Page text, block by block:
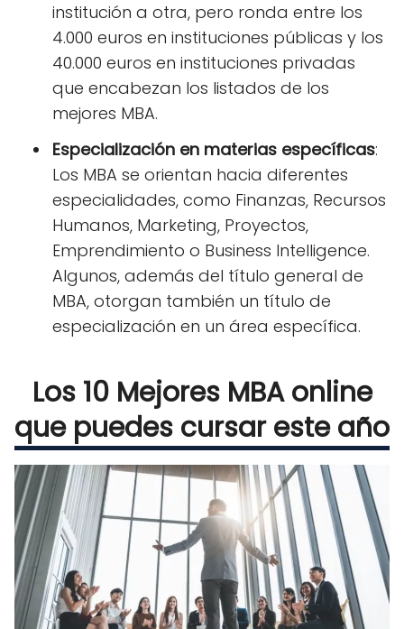
institución a otra, pero ronda entre los
4.000 euros en instituciones públicas y los
40.000 euros en instituciones privadas
que encabezan los listados de los
mejores MBA.
Especialización en materias específicas:
Los MBA se orientan hacia diferentes
especialidades, como Finanzas, Recursos
Humanos, Marketing, Proyectos,
Emprendimiento o Business Intelligence.
Algunos, además del título general de
MBA, otorgan también un título de
especialización en un área específica.
Los 10 Mejores MBA online
que puedes cursar este año